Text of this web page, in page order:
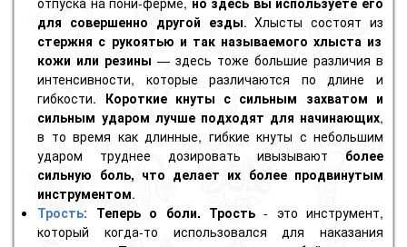
для совершенно другой езды. Хлысты состоят из
стержня с рукоятью и так называемого хлыста из
кожи или резины — здесь тоже большие различия в
интенсивности, которые различаются по длине и
гибкости. Короткие кнуты с сильным захватом и
сильным ударом лучше подходят для начинающих,
в то время как длинные, гибкие кнуты с небольшим
ударом труднее дозировать ивызывают более
сильную боль, что делает их более продвинутым
инструментом.
Трость: Теперь о боли. Трость- это инструмент,
который когда-то использовался для наказания